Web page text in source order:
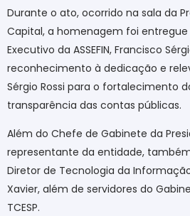
Durante o ato, ocorrido na sala da
Capital, a homenagem foi
Executivo da ASSEFIN, Francisco
reconhecimento à dedicação e
Sérgio Rossi para o fortalecimento
transparência das contas públicas.
Além do Chefe de Gabinete da
representante da entidade,
Diretor de Tecnologia da
Xavier, além de servidores do
TCESP.